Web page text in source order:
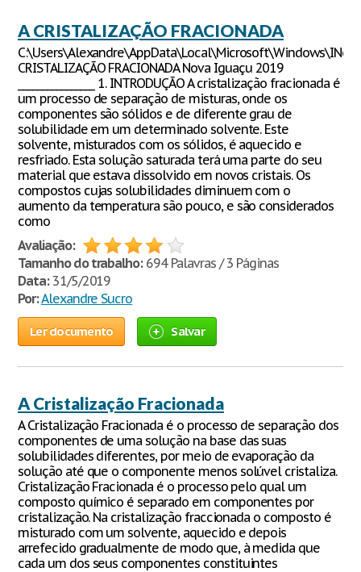
A CRISTALIZAÇÃO FRACIONADA
CRISTALIZAÇÃO FRACIONADA Nova Iguaçu 2019
________________ 1. INTRODUÇÃO A cristalização fracionada é
um processo de separação de misturas, onde os
componentes são sólidos e de diferente grau de
solubilidade em um determinado solvente. Este
solvente, misturados com os sólidos, é aquecido e
resfriado. Esta solução saturada terá uma parte do seu
material que estava dissolvido em novos cristais. Os
compostos cujas solubilidades diminuem com o
aumento da temperatura são pouco, e são considerados
como
Avaliação:
Tamanho do trabalho:694 Palavras / 3 Páginas
Data:31/5/2019
Por:Alexandre Sucro
Ler documento Salvar
A Cristalização Fracionada
A Cristalização Fracionada é o processo de separação dos
componentes de uma solução na base das suas
solubilidades diferentes, por meio de evaporação da
solução até que o componente menos solúvel cristaliza.
Cristalização Fracionada é o processo pelo qual um
composto químico é separado em componentes por
cristalização. Na cristalização fraccionada o composto é
misturado com um solvente, aquecido e depois
arrefecido gradualmente de modo que, à medida que
cada um dos seus componentes constituintes